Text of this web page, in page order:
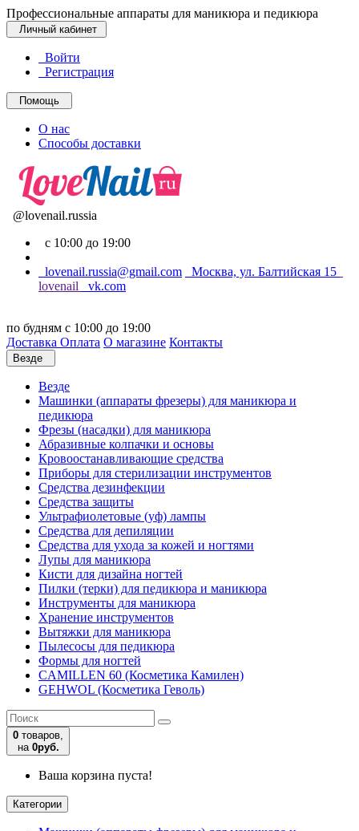
Профессиональные аппараты для маникюра и педикюра
Личный кабинет
Войти
Регистрация
Помощь
О нас
Способы доставки
@lovenail.russia
с 10:00 до 19:00
lovenail.russia@gmail.com
Москва, ул. Балтийская 15
lovenail
vk.com
по будням с 10:00 до 19:00
Доставка Оплата О магазине Контакты
Везде
Везде
Машинки (аппараты фрезеры) для маникюра и
педикюра
Фрезы (насадки) для маникюра
Абразивные колпачки и основы
Кровоостанавливающие средства
Приборы для стерилизации инструментов
Средства дезинфекции
Средства защиты
Ультрафиолетовые (уф) лампы
Средства для депиляции
Средства для ухода за кожей и ногтями
Лупы для маникюра
Кисти для дизайна ногтей
Пилки (терки) для педикюра и маникюра
Инструменты для маникюра
Хранение инструментов
Вытяжки для маникюра
Пылесосы для педикюра
Формы для ногтей
CAMILLEN 60 (Косметика Камилен)
GEHWOL (Косметика Геволь)
0 товаров,
на 0руб.
Ваша корзина пуста!
Категории